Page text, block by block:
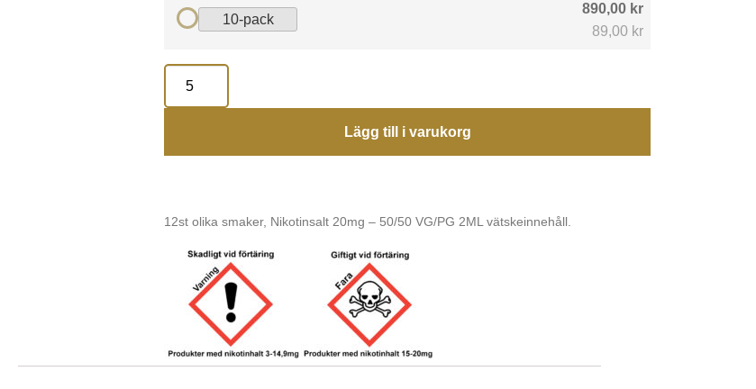
10-pack
890,00 kr
89,00 kr
Lägg till i varukorg
12st olika smaker, Nikotinsalt 20mg – 50/50 VG/PG 2ML vätskeinnehåll.